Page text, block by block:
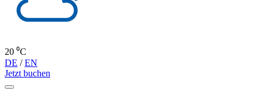
20 ⁰C
DE /EN
Jetzt buchen